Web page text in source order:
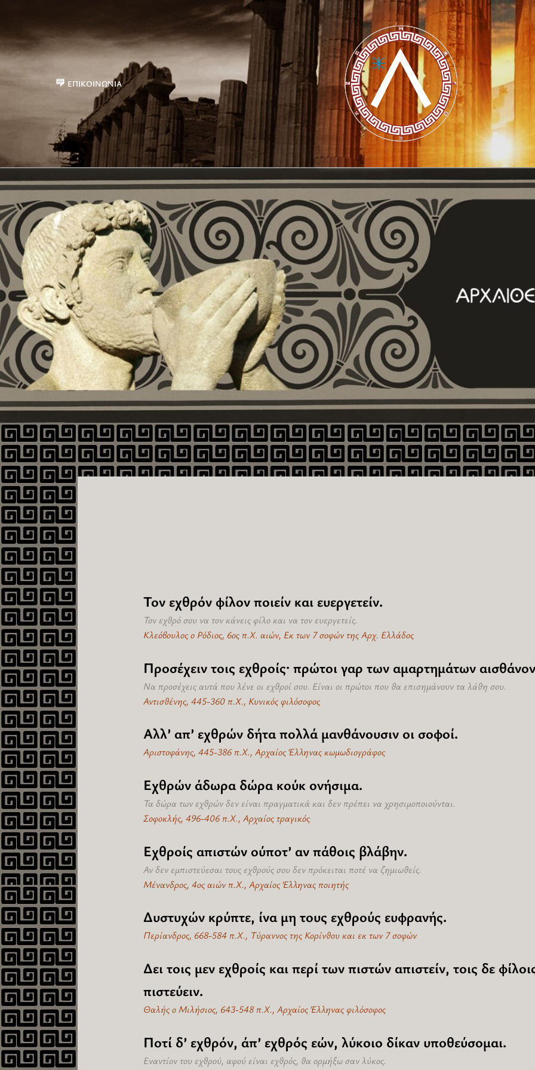
ΕΠΙΚΟΙΝΩΝΊΑ
Τον εχθρόν φίλον ποιείν και ευεργετείν.
Τον εχθρό σου να τον κάνεις φίλο και να τον ευεργετείς.
Κλεόβουλος ο Ρόδιος, 6ος π.Χ. αιών, Εκ των 7 σοφών της Αρχ. Ελλάδος
Προσέχειν τοις εχθροίς· πρώτοι γαρ των αμαρτημάτων
Να προσέχεις αυτά που λένε οι εχθροί σου. Είναι οι πρώτοι που θα επισημάνουν τα λάθη σου.
Αντισθένης, 445-360 π.Χ., Κυνικός φιλόσοφος
Αλλ’ απ’ εχθρών δήτα πολλά μανθάνουσιν οι σοφοί.
Αριστοφάνης, 445-386 π.Χ., Αρχαίος Έλληνας κωμωδιογράφος
Εχθρών άδωρα δώρα κούκ ονήσιμα.
Τα δώρα των εχθρών δεν είναι πραγματικά και δεν πρέπει να χρησιμοποιούνται.
Σοφοκλής, 496-406 π.Χ., Αρχαίος τραγικός
Εχθροίς απιστών ούποτ’ αν πάθοις βλάβην.
Αν δεν εμπιστεύεσαι τους εχθρούς σου δεν πρόκειται ποτέ να ζημιωθείς.
Μένανδρος, 4ος αιών π.Χ., Αρχαίος Έλληνας ποιητής
Δυστυχών κρύπτε, ίνα μη τους εχθρούς ευφρανής.
Περίανδρος, 668-584 π.Χ., Τύραννος της Κορίνθου και εκ των 7 σοφών
Δει τοις μεν εχθροίς και περί των πιστών απιστείν, τοις δε
πιστεύειν.
Θαλής ο Μιλήσιος, 643-548 π.Χ., Αρχαίος Έλληνας φιλόσοφος
Ποτί δ’ εχθρόν, άπ’ εχθρός εών, λύκοιο δίκαν υποθεύσομαι.
Εναντίον του εχθρού, αφού είναι εχθρός, θα ορμήξω σαν λύκος.